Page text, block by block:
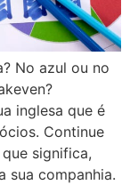
No azul ou no
inglesa que é
Continue
significa,
sua companhia.